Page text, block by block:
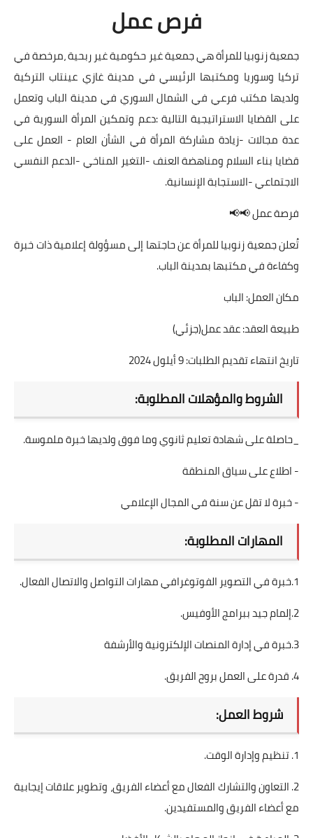
فرص عمل
جمعية زنوبيا للمرأة هي جمعية غير حكومية غير ربحية ،مرخصة في
تركيا وسوريا ومكتبها الرئيسي في مدينة غازي عينتاب التركية
ولديها مكتب فرعي في الشمال السوري في مدينة الباب وتعمل
على القضايا الاستراتيجية التالية :دعم وتمكين المرأة السورية في
عدة مجالات -زيادة مشاركة المرأة في الشأن العام - العمل على
قضايا بناء السلام ومناهضة العنف -التغير المناخي -الدعم النفسي
الاجتماعي -الاستجابة الإنسانية.
فرصة عمل 📢📢
تُعلن جمعية زنوبيا للمرأة عن حاجتها إلى مسؤولة إعلامية ذات خبرة
وكفاءة في مكتبها بمدينة الباب.
مكان العمل: الباب
طبيعة العقد: عقد عمل(جزئي)
تاريخ انتهاء تقديم الطلبات: 9 أيلول 2024
الشروط والمؤهلات المطلوبة:
_حاصلة على شهادة تعليم ثانوي وما فوق ولديها خبرة ملموسة.
- اطلاع على سياق المنطقة
- خبرة لا تقل عن سنة في المجال الإعلامي
المهارات المطلوبة:
1.خبرة في التصوير الفوتوغرافي مهارات التواصل والاتصال الفعال.
2.إلمام جيد ببرامج الأوفيس.
3.خبرة في إدارة المنصات الإلكترونية والأرشفة
4. قدرة على العمل بروح الفريق.
شروط العمل:
1. تنظيم وإدارة الوقت.
2. التعاون والتشارك الفعال مع أعضاء الفريق، وتطوير علاقات إيجابية
مع أعضاء الفريق والمستفيدين.